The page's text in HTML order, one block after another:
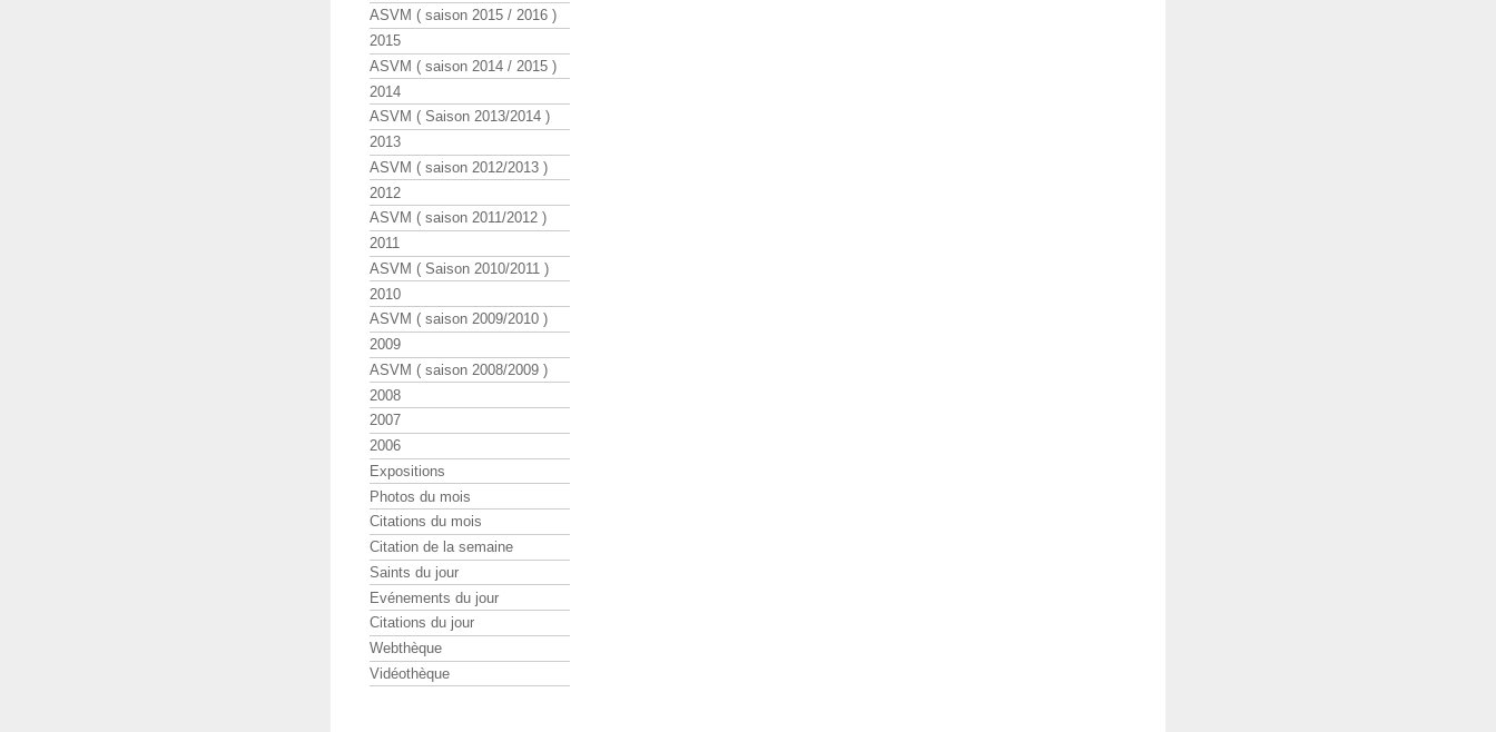
ASVM ( saison 2015 / 2016 )
2015
ASVM ( saison 2014 / 2015 )
2014
ASVM ( Saison 2013/2014 )
2013
ASVM ( saison 2012/2013 )
2012
ASVM ( saison 2011/2012 )
2011
ASVM ( Saison 2010/2011 )
2010
ASVM ( saison 2009/2010 )
2009
ASVM ( saison 2008/2009 )
2008
2007
2006
Expositions
Photos du mois
Citations du mois
Citation de la semaine
Saints du jour
Evénements du jour
Citations du jour
Webthèque
Vidéothèque